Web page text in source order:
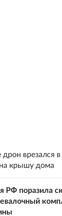
дрон врезался
крышу дома
РФ поразила